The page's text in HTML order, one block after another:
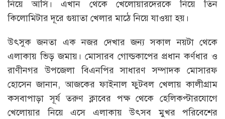
নিয়ে আসি। এখান থেকে খেলোয়ারদেরকে নিয়ে তিন
কিলোমিটার দূরে গুয়াতা খেলার মাঠে নিয়ে যাওয়া হয়।
উৎসুক জনতা এক নজর দেখার জন্য সকাল নয়টা থেকে
এলাকায় ভিড় জমায়। মোসারব গোল্ডকাপের প্রধান কর্ণধার ও
রাণীনগর উপজেলা বিএনপির সাধারণ সম্পাদক মোসারফ
হোসেন জানান, আজকের ফাইনাল ফুটবল খেলায় কালীগ্রাম
কসবাপাড়া সূর্য তরুণ ক্লাবের পক্ষ থেকে হেলিকপ্টারযোগে
খেলোয়ার নিয়ে এসে এলাকায় উৎসব মুখর পরিবেশের